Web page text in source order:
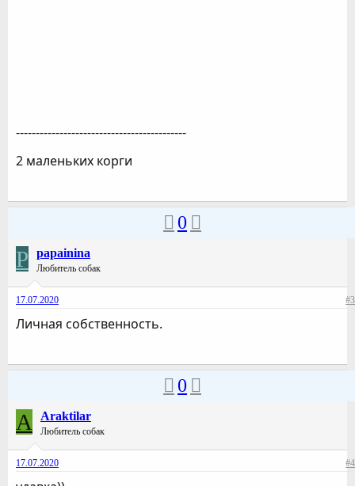
-------------------------------------------
2 маленьких корги
0
P papainina
Любитель собак
17.07.2020 #3
Личная собственность.
0
A Araktilar
Любитель собак
17.07.2020 #4